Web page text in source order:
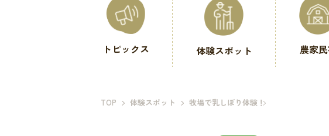
トピックス 体験スポット 農家
TOP 体験スポット 牧場で乳しぼり体験！